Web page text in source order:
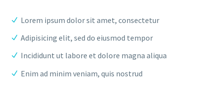
Lorem ipsum dolor sit amet, consectetur
Adipisicing elit, sed do eiusmod tempor
Incididunt ut labore et dolore magna aliqua
Enim ad minim veniam, quis nostrud